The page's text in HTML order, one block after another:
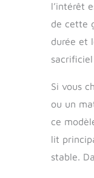
l’intérêt
de cette
durée et
sacrificiel
Si vous
ou un
ce
lit
stable.